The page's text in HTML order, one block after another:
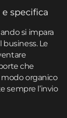
specifica
si impara
Le
che
organico
sempre l’invio